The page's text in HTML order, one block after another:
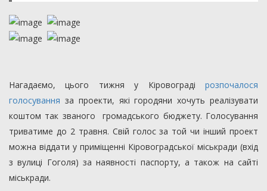
Нагадаємо, цього тижня у Кіровограді розпочалося
голосування за проекти, які городяни хочуть реалізувати
коштом так званого громадського бюджету. Голосування
триватиме до 2 травня. Свій голос за той чи інший проект
можна віддати у приміщенні Кіровоградської міськради (вхід
з вулиці Гоголя) за наявності паспорту, а також на сайті
міськради.